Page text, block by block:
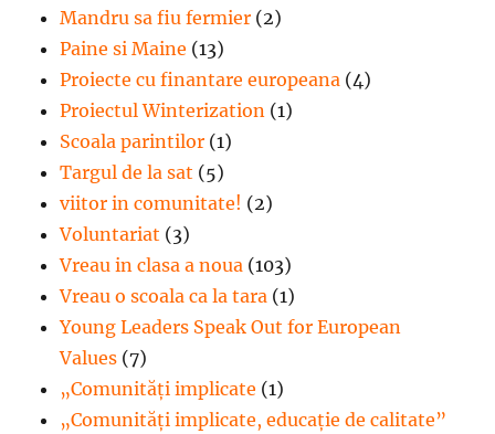
Mandru sa fiu fermier (2)
Paine si Maine (13)
Proiecte cu finantare europeana (4)
Proiectul Winterization (1)
Scoala parintilor (1)
Targul de la sat (5)
viitor in comunitate! (2)
Voluntariat (3)
Vreau in clasa a noua (103)
Vreau o scoala ca la tara (1)
Young Leaders Speak Out for European
Values (7)
„Comunități implicate (1)
„Comunități implicate, educație de calitate”